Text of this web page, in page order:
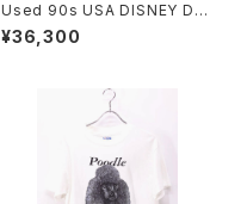
Used 90s USA DISNEY DE
SIGNS TWILIGHT ZONE TO
WER OF TERROR Graphic T
¥36,300